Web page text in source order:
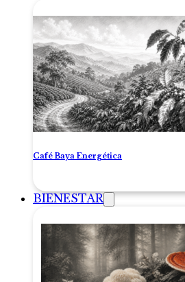
Café Baya Energética
BIENESTAR